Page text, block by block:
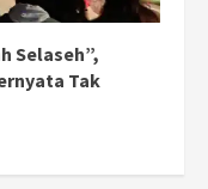
Selaseh”,
Tak